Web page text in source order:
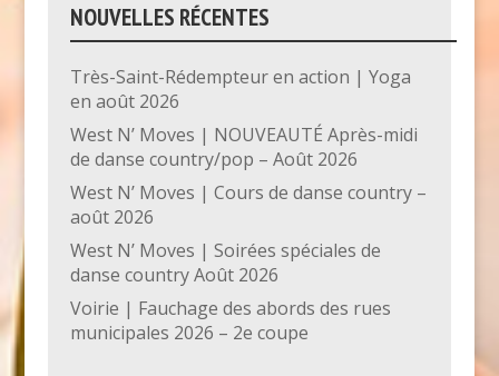
NOUVELLES RÉCENTES
Très-Saint-Rédempteur en action | Yoga
en août 2026
West N’ Moves | NOUVEAUTÉ Après-midi
de danse country/pop – Août 2026
West N’ Moves | Cours de danse country –
août 2026
West N’ Moves | Soirées spéciales de
danse country Août 2026
Voirie | Fauchage des abords des rues
municipales 2026 – 2e coupe